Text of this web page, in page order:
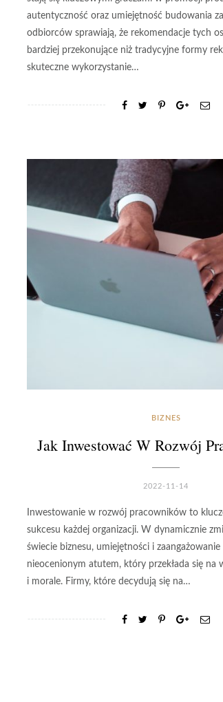
autentyczność oraz umiejętność budowania
odbiorców sprawiają, że rekomendacje tych
bardziej przekonujące niż tradycyjne formy
skuteczne wykorzystanie…
BIZNES
Jak Inwestować W Rozwój
2022-11-14
Inwestowanie w rozwój pracowników to
sukcesu każdej organizacji. W dynamicznie
świecie biznesu, umiejętności i zaangażowanie
nieocenionym atutem, który przekłada się na
i morale. Firmy, które decydują się na…